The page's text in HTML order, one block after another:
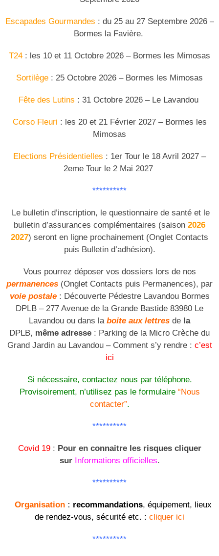
Escapades Gourmandes : du 25 au 27 Septembre 2026 –
Bormes la Favière.
T24 : les 10 et 11 Octobre 2026 – Bormes les Mimosas
Sortilège : 25 Octobre 2026 – Bormes les Mimosas
Fête des Lutins : 31 Octobre 2026 – Le Lavandou
Corso Fleuri : les 20 et 21 Février 2027 – Bormes les
Mimosas
Elections Présidentielles : 1er Tour le 18 Avril 2027 –
2eme Tour le 2 Mai 2027
**********
Le bulletin d’inscription, le questionnaire de santé et le
bulletin d’assurances complémentaires (saison 2026
2027) seront en ligne prochainement (Onglet Contacts
puis Bulletin d’adhésion).
Vous pourrez déposer vos dossiers lors de nos
permanences (Onglet Contacts puis Permanences), par
voie postale: Découverte Pédestre Lavandou Bormes
DPLB – 277 Avenue de la Grande Bastide 83980 Le
Lavandou ou dans la boite aux lettres de la
DPLB, même adresse : Parking de la Micro Crèche du
Grand Jardin au Lavandou – Comment s’y rendre : c’est
ici
Si nécessaire, contactez nous par téléphone.
Provisoirement, n’utilisez pas le formulaire “Nous
contacter”.
**********
Covid 19: Pour en connaitre les risques cliquer
sur
Informations officielles.
**********
Organisation : recommandations, équipement, lieux
de rendez-vous, sécurité etc. : cliquer ici
**********